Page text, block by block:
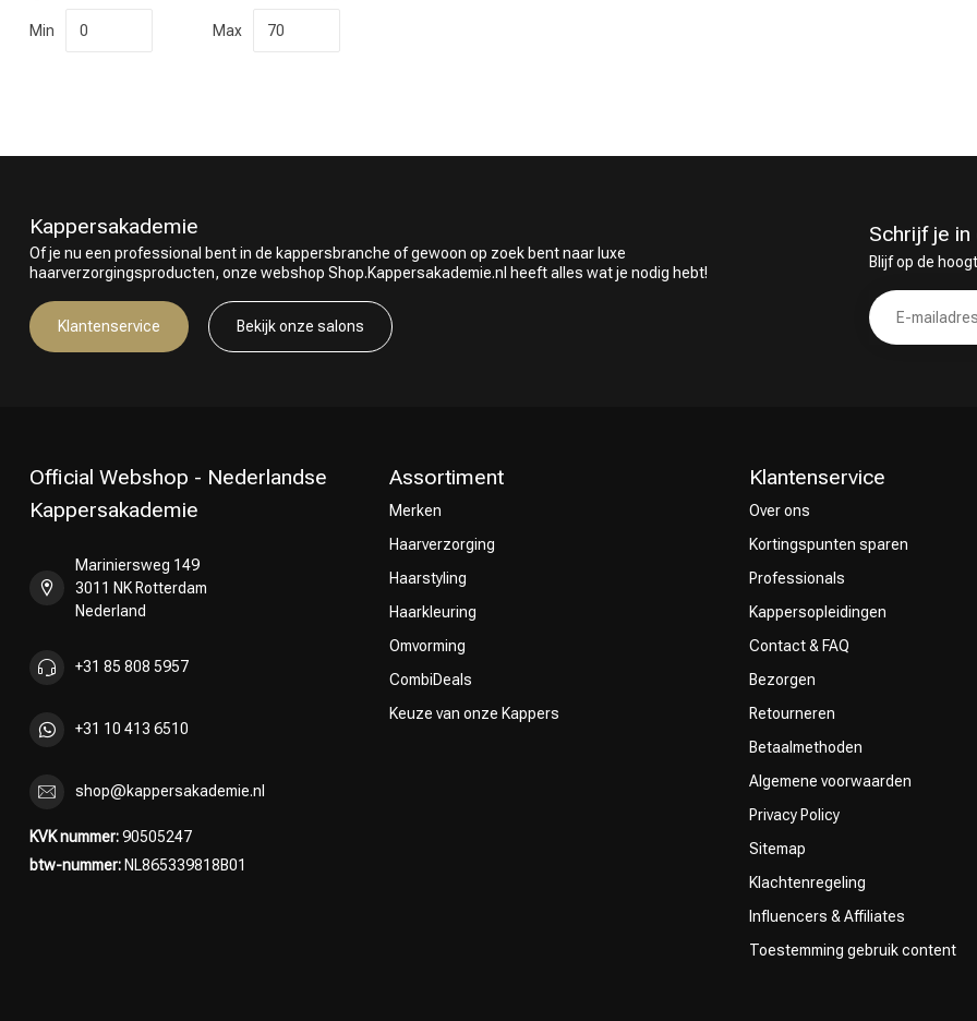
Omvorming CombiDeals
Keuze van onze
Min Max
Kappersakademie
Of je nu een professional bent in de kappersbranche of gewoon op zoek bent naar luxe
haarverzorgingsproducten, onze webshop Shop.Kappersakademie.nl heeft alles wat je nodig hebt!
Klantenservice Bekijk onze salons
Schrijf je
Blijf op de
Official Webshop - Nederlandse
Kappersakademie
Mariniersweg 149
3011 NK Rotterdam
Nederland
+31 85 808 5957
+31 10 413 6510
shop@kappersakademie.nl
KVK nummer:90505247
btw-nummer: NL865339818B01
Assortiment
Merken
Haarverzorging
Haarstyling
Haarkleuring
Omvorming
CombiDeals
Keuze van onze Kappers
Klantenservice
Over ons
Kortingspunten sparen
Professionals
Kappersopleidingen
Contact & FAQ
Bezorgen
Retourneren
Betaalmethoden
Algemene voorwaarden
Privacy Policy
Sitemap
Klachtenregeling
Influencers & Affiliates
Toestemming gebruik content